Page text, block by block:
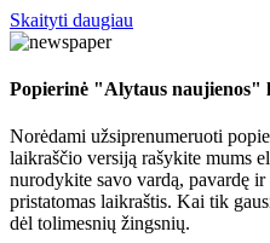
Skaityti daugiau
Popierinė "Alytaus naujienos"
Norėdami užsiprenumeruoti
laikraščio versiją rašykite mums
nurodykite savo vardą, pavardę
pristatomas laikraštis. Kai tik
dėl tolimesnių žingsnių.